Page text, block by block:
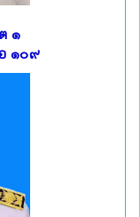
๑
๑๐๙